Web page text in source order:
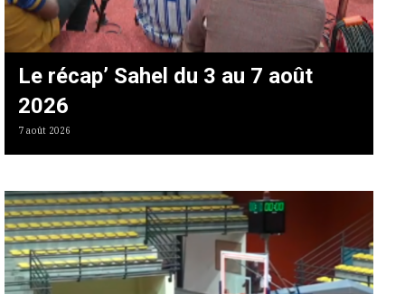
Le récap’ Sahel du 3 au 7 août
2026
7 août 2026